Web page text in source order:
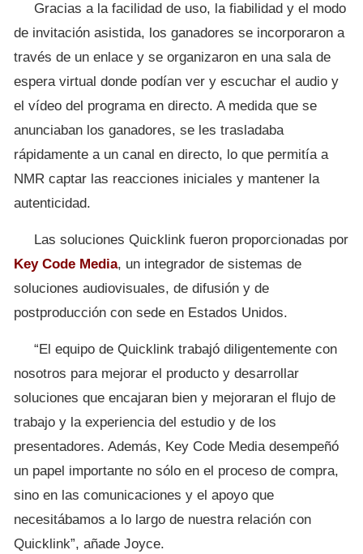
Gracias a la facilidad de uso, la fiabilidad y el modo
de invitación asistida, los ganadores se incorporaron a
través de un enlace y se organizaron en una sala de
espera virtual donde podían ver y escuchar el audio y
el vídeo del programa en directo. A medida que se
anunciaban los ganadores, se les trasladaba
rápidamente a un canal en directo, lo que permitía a
NMR captar las reacciones iniciales y mantener la
autenticidad.
Las soluciones Quicklink fueron proporcionadas por
Key Code Media, un integrador de sistemas de
soluciones audiovisuales, de difusión y de
postproducción con sede en Estados Unidos.
“El equipo de Quicklink trabajó diligentemente con
nosotros para mejorar el producto y desarrollar
soluciones que encajaran bien y mejoraran el flujo de
trabajo y la experiencia del estudio y de los
presentadores. Además, Key Code Media desempeñó
un papel importante no sólo en el proceso de compra,
sino en las comunicaciones y el apoyo que
necesitábamos a lo largo de nuestra relación con
Quicklink”, añade Joyce.